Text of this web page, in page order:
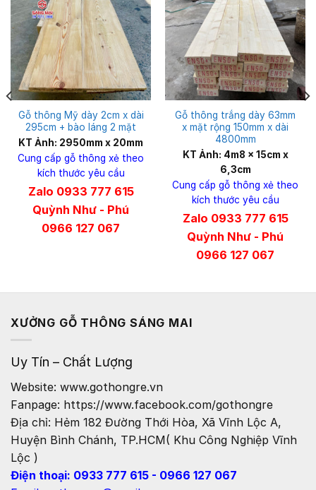
Gỗ thông Mỹ dày 2cm x dài
295cm + bào láng 2 mặt
KT Ảnh: 2950mm x 20mm
Cung cấp gỗ thông xẻ theo
kích thước yêu cầu
Zalo 0933 777 615
Quỳnh Như - Phú
0966 127 067
Gỗ thông trắng dày 63mm
x mặt rộng 150mm x dài
4800mm
KT Ảnh: 4m8 x 15cm x
6,3cm
Cung cấp gỗ thông xẻ theo
kích thước yêu cầu
Zalo 0933 777 615
Quỳnh Như - Phú
0966 127 067
XƯỞNG GỖ THÔNG SÁNG MAI
Uy Tín – Chất Lượng
Website: www.gothongre.vn
Fanpage: https://www.facebook.com/gothongre
Địa chỉ: Hẻm 182 Đường Thới Hòa, Xã Vĩnh Lộc A,
Huyện Bình Chánh, TP.HCM( Khu Công Nghiệp Vĩnh
Lộc )
Điện thoại: 0933 777 615 - 0966 127 067